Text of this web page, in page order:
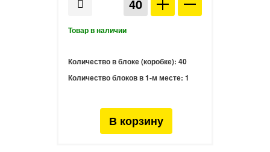
Количество в блоке (коробке): 40
Количество блоков в 1-м месте: 1